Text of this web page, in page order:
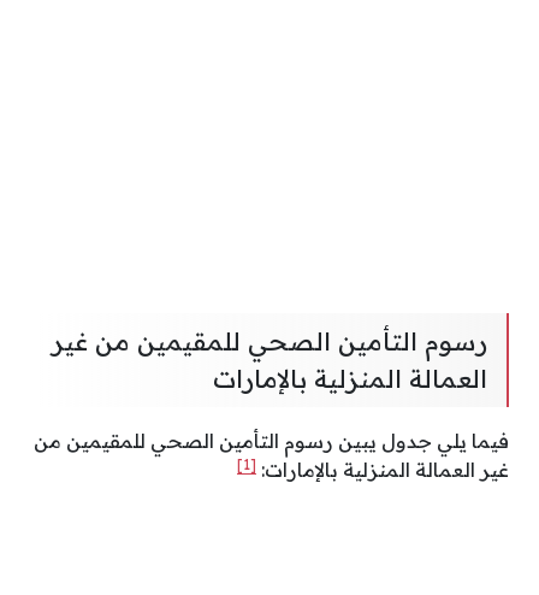
رسوم التأمين الصحي للمقيمين من غير
العمالة المنزلية بالإمارات
فيما يلي جدول يبين رسوم التأمين الصحي للمقيمين من
غير العمالة المنزلية بالإمارات: [1]